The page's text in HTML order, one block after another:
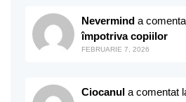
Nevermind a
împotriva copiilor
FEBRUARIE 7, 2026
Ciocanul a comentat